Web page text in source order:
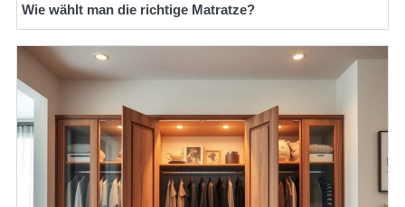
Wie wählt man die richtige Matratze?